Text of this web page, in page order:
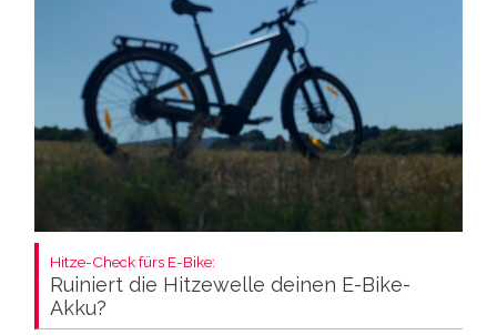
Hitze-Check fürs E-Bike:
Ruiniert die Hitzewelle deinen E-Bike-
Akku?